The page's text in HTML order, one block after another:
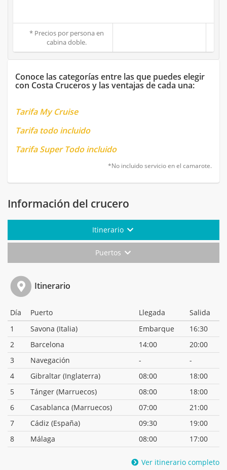
* Precios por persona en
cabina doble.
Conoce las categorías entre las que puedes elegir
con Costa Cruceros y las ventajas de cada una:
Tarifa My Cruise
Tarifa todo incluido
Tarifa Super Todo incluido
*No incluido servicio en el camarote.
Información del crucero
Itinerario
Puertos
Itinerario
Día Puerto Llegada
Salida
1
Savona (Italia) Embarque
16:30
2
Barcelona 14:00
20:00
3
Navegación -
-
4
Gibraltar (Inglaterra) 08:00
18:00
5
Tánger (Marruecos) 08:00
18:00
6
Casablanca (Marruecos) 07:00
21:00
7
Cádiz (España) 09:30
19:00
8
Málaga 08:00 17:00
Ver itinerario completo